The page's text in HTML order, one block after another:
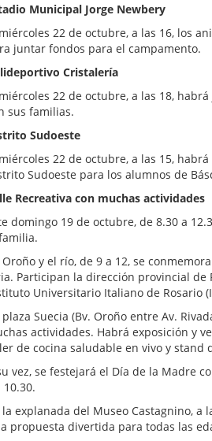
Municipal Jorge Newbery
22 de octubre, a las 16, los
juntar fondos para el campamento.
Cristalería
22 de octubre, a las 18,
sus familias.
Sudoeste
22 de octubre, a las 15,
Sudoeste para los alumnos de
Recreativa con muchas actividades
domingo 19 de octubre, de 8.30 a
Oroño y el río, de 9 a 12, se
Participan la dirección provincial de
Universitario Italiano de Rosario
plaza Suecia (Bv. Oroño entre Av.
actividades. Habrá exposición y
de cocina saludable en vivo y stand
vez, se festejará el Día de la Madre
10.30.
la explanada del Museo Castagnino,
propuesta divertida para todas las